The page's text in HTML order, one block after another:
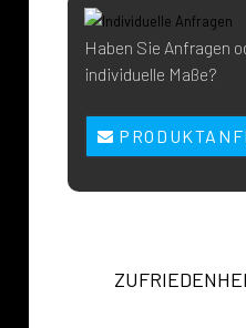
Haben Sie Anfragen
individuelle Maße?